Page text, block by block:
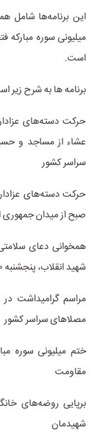
این برنامه‌ها شامل
میلیونی سوره
است.
برنامه ها به شرح زیر
عشاء از مساجد و
سراسر کشور
صبح از میدان
همخوانی دعای
شهید انقلاب، پنجشنبه ۲۰ فروردین ساعت ۲۱ در سراسر کشور
مصلاهای سراسر کشور
ختم میلیونی سوره
مقاومت
شهیدمان